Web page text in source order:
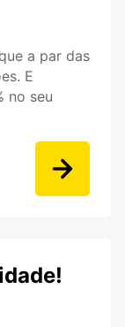
a par das
E
no seu